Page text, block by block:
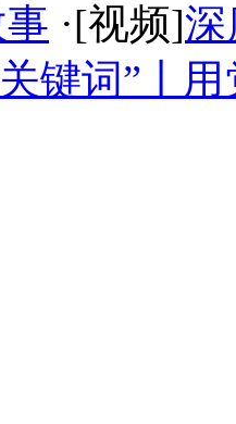
·[视频]深
键词”丨